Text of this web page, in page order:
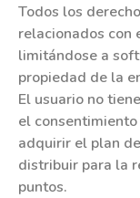
Todos los
relacionados con
limitándose a
propiedad de la
El usuario no
el
adquirir el plan
distribuir para la
puntos.